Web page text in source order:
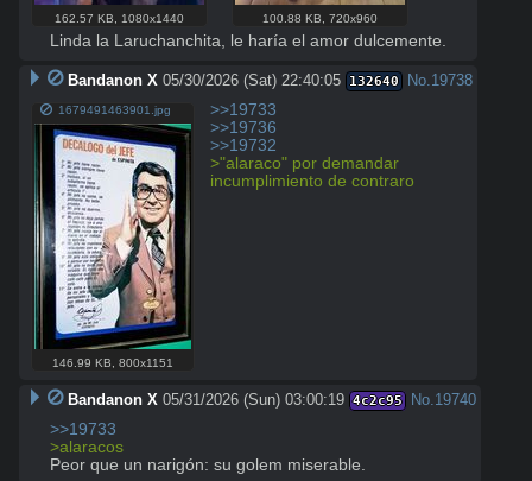
162.57 KB,1080x1440 100.88 KB, 720x960
Linda la Laruchanchita, le haría el amor dulcemente.
Bandanon X 05/30/2026 (Sat) 22:40:05 132640 No. 19738
1679491463901.jpg
146.99 KB ,800x1151
>>19733
>>19736
>>19732
>"alaraco" por demandar
incumplimiento de contraro
Bandanon X 05/31/2026 (Sun) 03:00:19 4c2c95 No. 19740
>>19733
>alaracos
Peor que un narigón: su golem miserable.